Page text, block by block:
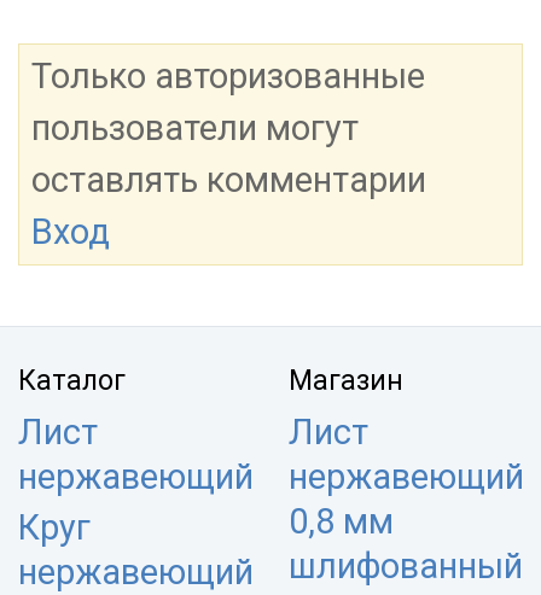
Только авторизованные
пользователи могут
оставлять комментарии
Вход
Каталог
Лист
нержавеющий
Круг
нержавеющий
Магазин
Лист
нержавеющий
0,8 мм
шлифованный